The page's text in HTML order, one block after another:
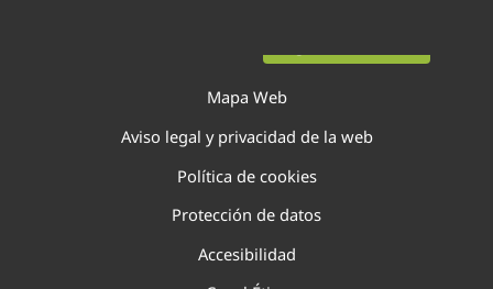
Mapa Web
Aviso legal y privacidad de la web
Política de cookies
Protección de datos
Accesibilidad